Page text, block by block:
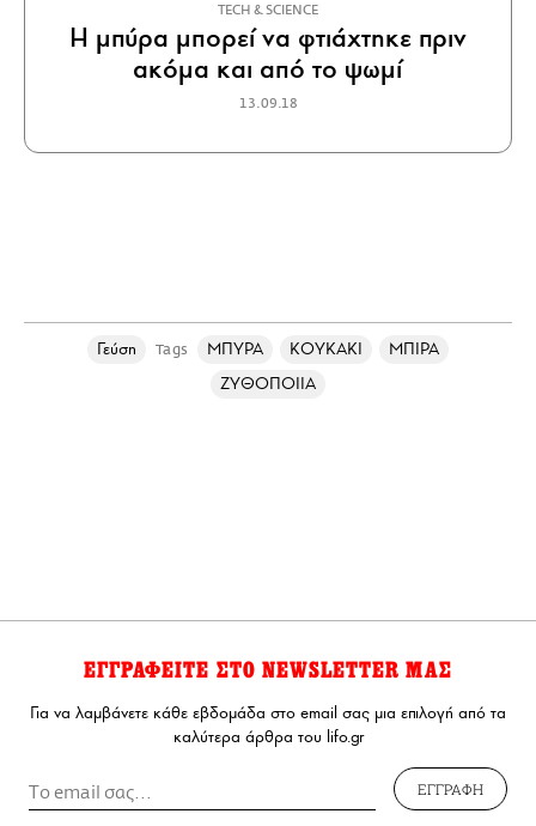
ΤECH & SCIENCE
H μπύρα μπορεί να φτιάχτηκε πριν
ακόμα και από το ψωμί
13.09.18
Γεύση Tags ΜΠΥΡΑ ΚΟΥΚΑΚΙ
ΜΠΙΡΑ
ΖΥΘΟΠΟΙΙΑ
ΕΓΓΡΑΦΕΙΤΕ ΣΤΟ NEWSLETTER ΜΑΣ
Για να λαμβάνετε κάθε εβδομάδα στο email σας μια επιλογή από τα
καλύτερα άρθρα του lifo.gr
ΕΓΓΡΑΦΗ